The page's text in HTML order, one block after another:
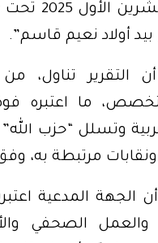
الوطن في
أولاد نعيم قاسم”.
التقرير تناول،
ما اعتبره
وتسلل “حزب
مرتبطة به،
الجهة المدعية
والعمل الصحفي